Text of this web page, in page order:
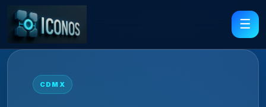
☰
CDMX